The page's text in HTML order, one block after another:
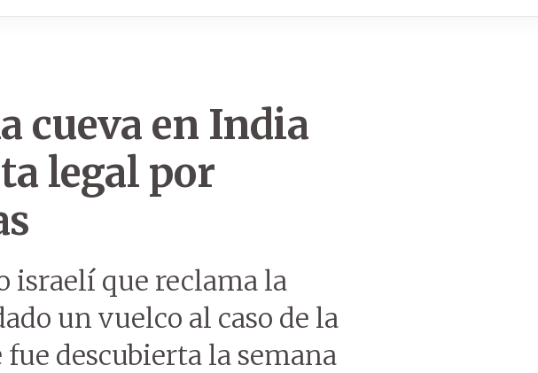
cueva en India
legal por
israelí que reclama la
un vuelco al caso de la
descubierta la semana